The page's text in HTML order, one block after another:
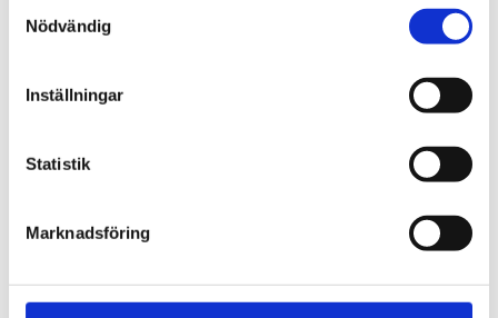
Nödvändig
Inställningar
Statistik
Marknadsföring
We are always looking for more people who want to
help us make the world a better place.
Through our ecosystem of services, we can create
any kind of building or space. How may we help
Contact